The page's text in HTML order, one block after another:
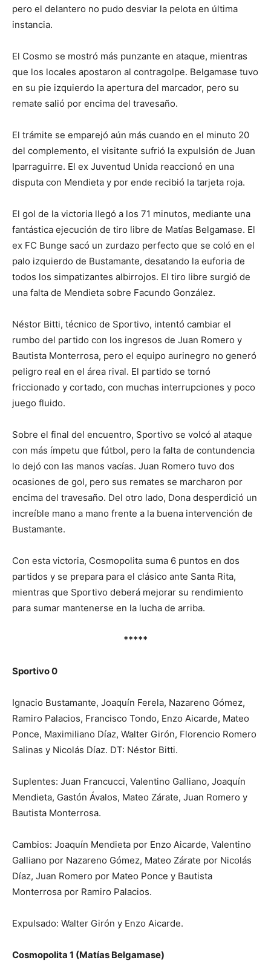
pero el delantero no pudo desviar la pelota en última
instancia.
El Cosmo se mostró más punzante en ataque, mientras
que los locales apostaron al contragolpe. Belgamase tuvo
en su pie izquierdo la apertura del marcador, pero su
remate salió por encima del travesaño.
El trámite se emparejó aún más cuando en el minuto 20
del complemento, el visitante sufrió la expulsión de Juan
Iparraguirre. El ex Juventud Unida reaccionó en una
disputa con Mendieta y por ende recibió la tarjeta roja.
El gol de la victoria llegó a los 71 minutos, mediante una
fantástica ejecución de tiro libre de Matías Belgamase. El
ex FC Bunge sacó un zurdazo perfecto que se coló en el
palo izquierdo de Bustamante, desatando la euforia de
todos los simpatizantes albirrojos. El tiro libre surgió de
una falta de Mendieta sobre Facundo González.
Néstor Bitti, técnico de Sportivo, intentó cambiar el
rumbo del partido con los ingresos de Juan Romero y
Bautista Monterrosa, pero el equipo aurinegro no generó
peligro real en el área rival. El partido se tornó
friccionado y cortado, con muchas interrupciones y poco
juego fluido.
Sobre el final del encuentro, Sportivo se volcó al ataque
con más ímpetu que fútbol, pero la falta de contundencia
lo dejó con las manos vacías. Juan Romero tuvo dos
ocasiones de gol, pero sus remates se marcharon por
encima del travesaño. Del otro lado, Dona desperdició un
increíble mano a mano frente a la buena intervención de
Bustamante.
Con esta victoria, Cosmopolita suma 6 puntos en dos
partidos y se prepara para el clásico ante Santa Rita,
mientras que Sportivo deberá mejorar su rendimiento
para sumar mantenerse en la lucha de arriba.
*****
Sportivo 0
Ignacio Bustamante, Joaquín Ferela, Nazareno Gómez,
Ramiro Palacios, Francisco Tondo, Enzo Aicarde, Mateo
Ponce, Maximiliano Díaz, Walter Girón, Florencio Romero
Salinas y Nicolás Díaz. DT: Néstor Bitti.
Suplentes: Juan Francucci, Valentino Galliano, Joaquín
Mendieta, Gastón Ávalos, Mateo Zárate, Juan Romero y
Bautista Monterrosa.
Cambios: Joaquín Mendieta por Enzo Aicarde, Valentino
Galliano por Nazareno Gómez, Mateo Zárate por Nicolás
Díaz, Juan Romero por Mateo Ponce y Bautista
Monterrosa por Ramiro Palacios.
Expulsado: Walter Girón y Enzo Aicarde.
Cosmopolita 1 (Matías Belgamase)